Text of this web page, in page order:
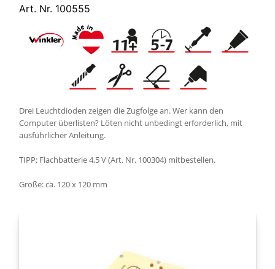
Art. Nr. 100555
Drei Leuchtdioden zeigen die Zugfolge an. Wer kann den
Computer überlisten? Löten nicht unbedingt erforderlich, mit
ausführlicher Anleitung.
TIPP: Flachbatterie 4,5 V (Art. Nr. 100304) mitbestellen.
Größe: ca. 120 x 120 mm